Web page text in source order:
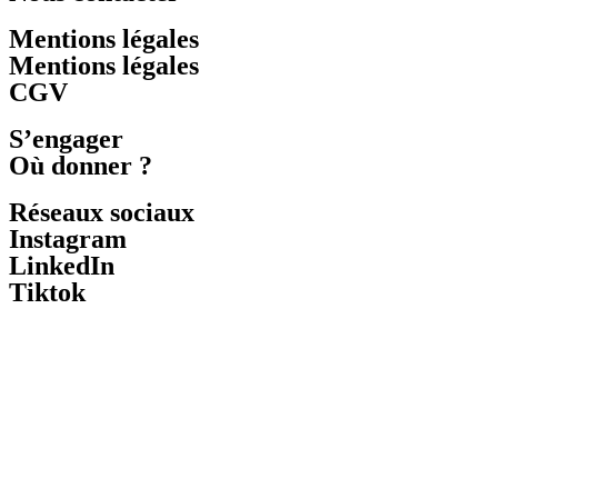
Mentions légales
Mentions légales
CGV
S’engager
Où donner ?
Réseaux sociaux
Instagram
LinkedIn
Tiktok